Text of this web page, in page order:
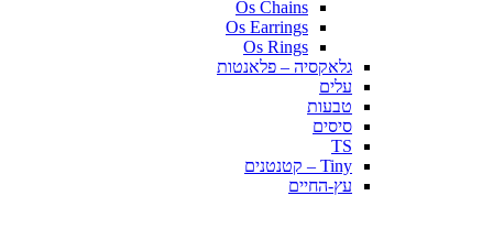
Os Chains
Os Earrings
Os Rings
גלאקסיה – פלאנטות
עלים
טבעות
סיסים
TS
Tiny – קטנטנים
עץ-החיים